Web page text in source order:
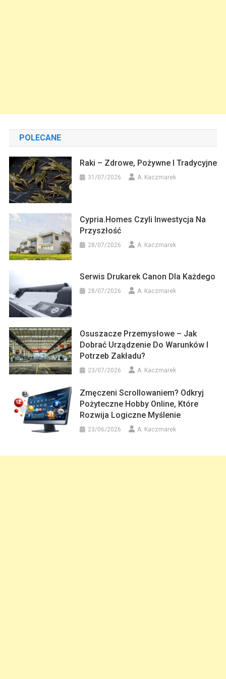
POLECANE
Raki – Zdrowe, Pożywne I Tradycyjne
31/07/2026 A. Kaczmarek
Cypria.homes Czyli Inwestycja Na
Przyszłość
28/07/2026 A. Kaczmarek
Serwis Drukarek Canon Dla Każdego
28/07/2026 A. Kaczmarek
Osuszacze Przemysłowe – Jak
Dobrać Urządzenie Do Warunków I
Potrzeb Zakładu?
23/07/2026 A. Kaczmarek
Zmęczeni Scrollowaniem? Odkryj
Pożyteczne Hobby Online, Które
Rozwija Logiczne Myślenie
23/06/2026 A. Kaczmarek